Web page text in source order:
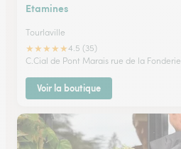
Etamines
Tourlaville
★★★★★4.5 (35)
C.Cial de Pont Marais rue de la Fonderie
Voir la boutique